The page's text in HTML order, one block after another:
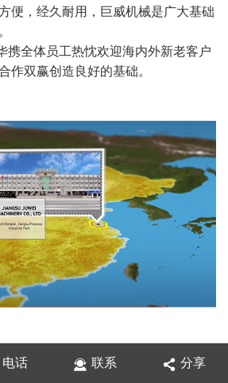
便，经久耐用，巨威机械是广大基础
全体员工热忱欢迎海内外新老客户
作双赢创造良好的基础。
电话 联系 分享